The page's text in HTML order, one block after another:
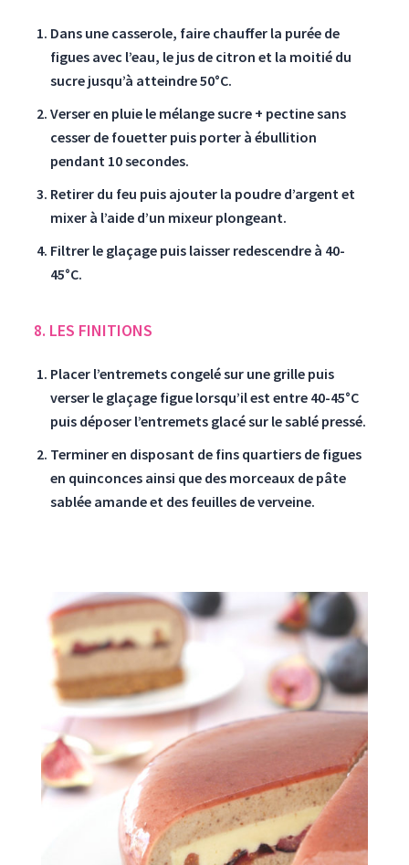
Dans une casserole, faire chauffer la purée de
figues avec l’eau, le jus de citron et la moitié du
sucre jusqu’à atteindre 50°C.
Verser en pluie le mélange sucre + pectine sans
cesser de fouetter puis porter à ébullition
pendant 10 secondes.
Retirer du feu puis ajouter la poudre d’argent et
mixer à l’aide d’un mixeur plongeant.
Filtrer le glaçage puis laisser redescendre à 40-
45°C.
8. LES FINITIONS
Placer l’entremets congelé sur une grille puis
verser le glaçage figue lorsqu’il est entre 40-45°C
puis déposer l’entremets glacé sur le sablé pressé.
Terminer en disposant de fins quartiers de figues
en quinconces ainsi que des morceaux de pâte
sablée amande et des feuilles de verveine.